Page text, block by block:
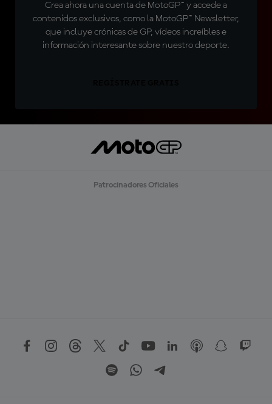
Crea ahora una cuenta de MotoGP™ y accede a
contenidos exclusivos, como la MotoGP™ Newsletter,
que incluye crónicas de GP, vídeos increíbles e
información interesante sobre nuestro deporte.
Patrocinadores Oficiales